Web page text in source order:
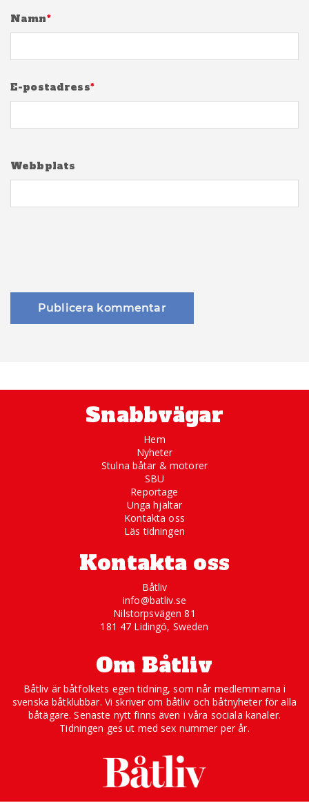
Namn*
E-postadress*
Webbplats
Snabbvägar
Hem
Nyheter
Stulna båtar & motorer
SBU
Reportage
Unga hjältar
Kontakta oss
Läs tidningen
Kontakta oss
Båtliv
info@batliv.se
Nilstorpsvägen 81
181 47 Lidingö, Sweden
Om Båtliv
Båtliv är båtfolkets egen tidning, som når medlemmarna i
svenska båtklubbar. Vi skriver om båtliv och båtnyheter för alla
båtägare. Senaste nytt finns även i våra sociala kanaler.
Tidningen ges ut med sex nummer per år.